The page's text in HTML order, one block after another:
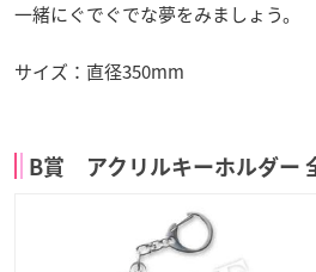
一緒にぐでぐでな夢をみましょう。
サイズ：直径350mm
B賞 アクリルキーホルダー